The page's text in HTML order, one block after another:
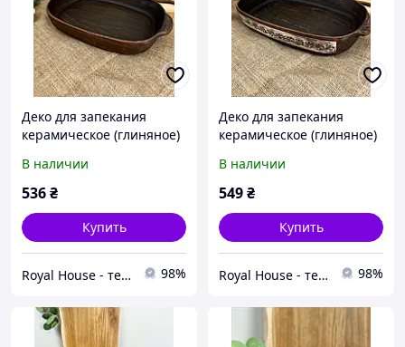
Деко для запекания
керамическое (глиняное)
В наличии
536₴
Купить
Royal House - текстиль твого дому 98%
Деко для запекания
керамическое (глиняное)
В наличии
549₴
Купить
Royal House - текстиль твого дому 98%